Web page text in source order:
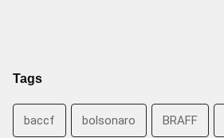
Tags
baccf bolsonaro BRAFF